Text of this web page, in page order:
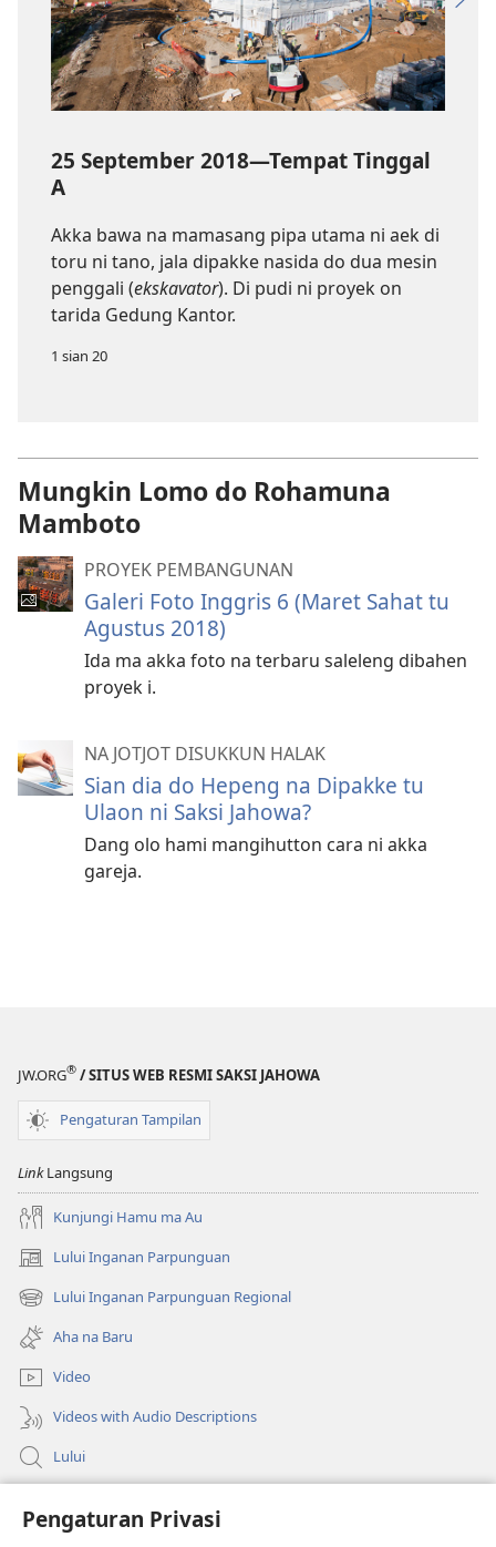
Pengaturan Privasi
25 September 2018—Tempat Tinggal
A
Akka bawa na mamasang pipa utama ni aek di
toru ni tano, jala dipakke nasida do dua mesin
penggali (ekskavator). Di pudi ni proyek on
tarida Gedung Kantor.
1 sian 20
Mungkin Lomo do Rohamuna
Mamboto
PROYEK PEMBANGUNAN
Galeri Foto Inggris 6 (Maret Sahat tu
Agustus 2018)
Ida ma akka foto na terbaru saleleng dibahen
proyek i.
NA JOTJOT DISUKKUN HALAK
Sian dia do Hepeng na Dipakke tu
Ulaon ni Saksi Jahowa?
Dang olo hami mangihutton cara ni akka
gareja.
JW.ORG® / SITUS WEB RESMI SAKSI JAHOWA
Pengaturan Tampilan
LinkLangsung
Kunjungi Hamu ma Au
Lului Inganan Parpunguan
(opens
new
window)
Lului Inganan Parpunguan Regional
(opens
new
window)
Aha na Baru
Video
Videos with Audio Descriptions
Lului